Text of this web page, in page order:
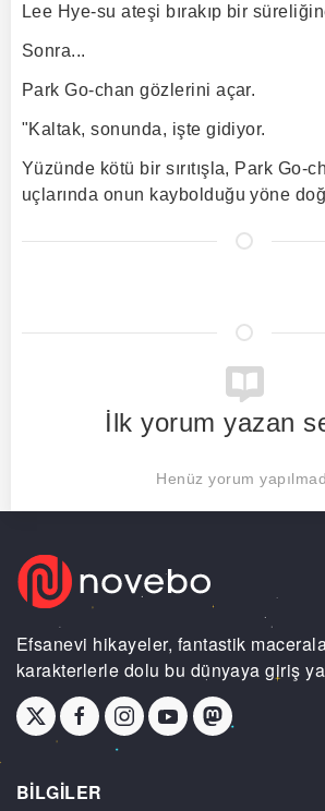
Lee Hye-su ateşi bırakıp bir
Sonra...
Park Go-chan gözlerini açar.
"Kaltak, sonunda, işte gidiyor.
Yüzünde kötü bir sırıtışla, Park Go-
uçlarında onun kaybolduğu yöne
İlk yorum yazan
Henüz yorum
Efsanevi hikayeler, fantastik
karakterlerle dolu bu dünyaya giriş
BİLGİLER